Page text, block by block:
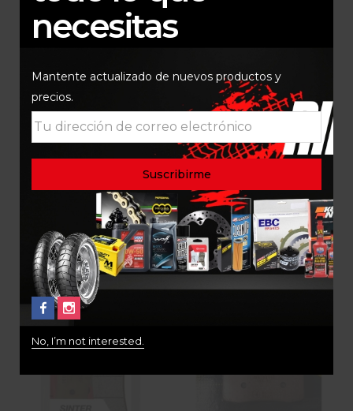
JUEGO COMPLETO
DISCOS CLUTCH EBC
BMW R1200 GS/ GS
ADVENTURE
$1.000.000
PASTA TRASERA BMW
1200 K50 K51 SBS
CERAMICA 674HF
$150.000
necesitas
Mantente actualizado de nuevos productos y
precios.
No, I’m not interested.